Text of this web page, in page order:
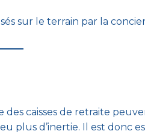
sur le terrain par la
des caisses de retraite
plus d’inertie. Il est donc